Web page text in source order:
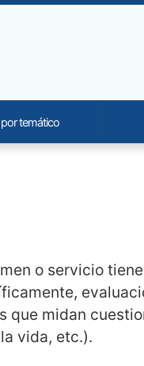
o servicio
midan
vida, etc.).
temático